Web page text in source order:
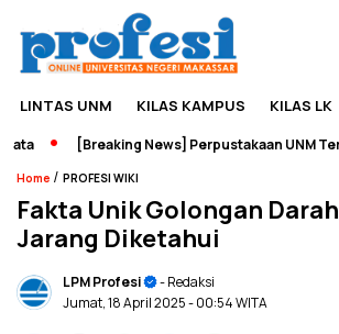
LINTAS UNM KILAS KAMPUS KILAS LK
[Breaking News] Perpustakaan UNM
Home / PROFESI WIKI
Fakta Unik Golongan
Jarang Diketahui
LPM Profesi
- Redaksi
Jumat, 18 April 2025- 00:54 WITA